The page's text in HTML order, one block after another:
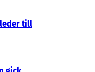
till